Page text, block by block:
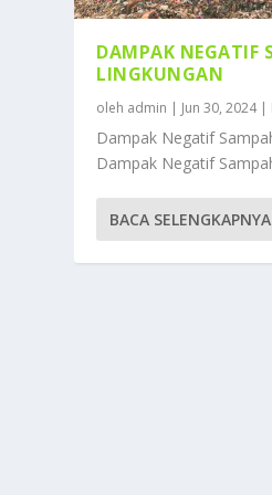
DAMPAK NEGATIF
LINGKUNGAN
oleh admin | Jun 30, 2024|
Dampak Negatif
Dampak Negatif
BACA SELENGKAPNYA